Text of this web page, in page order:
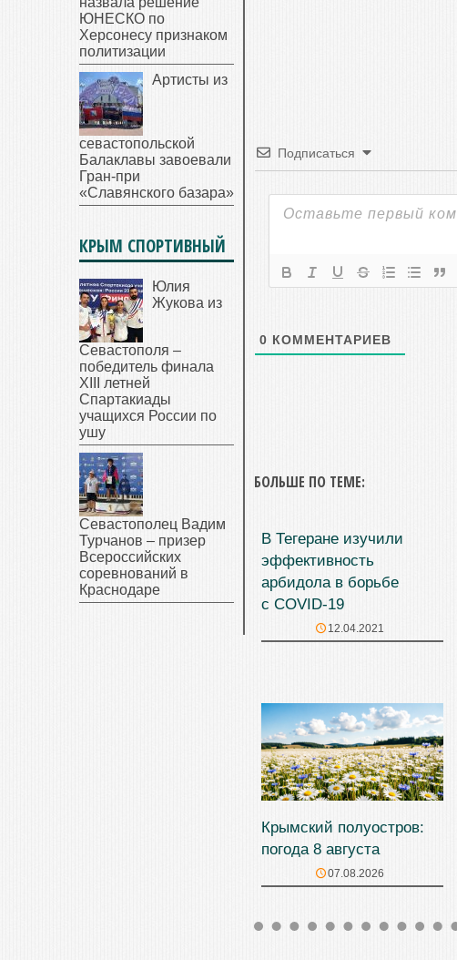
Подписаться
0 КОММЕНТАРИЕВ
БОЛЬШЕ ПО ТЕМЕ:
В Тегеране изучили
эффективность
арбидола в борьбе
с COVID-19
12.04.2021
Крымский полуостров:
погода 8 августа
07.08.2026
ЮНЕСКО по
Херсонесу признаком
политизации
Артисты из
севастопольской
Балаклавы завоевали
Гран-при
«Славянского базара»
КРЫМ СПОРТИВНЫЙ
Юлия
Жукова из
Севастополя –
победитель финала
XIII летней
Спартакиады
учащихся России по
ушу
Севастополец Вадим
Турчанов – призер
Всероссийских
соревнований в
Краснодаре